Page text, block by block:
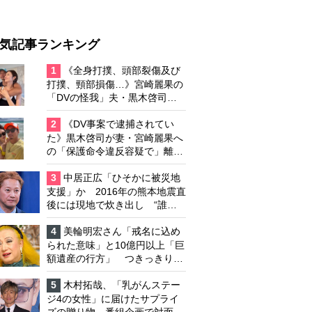
記事ランキング
1
《全身打撲、頭部裂傷及び
打撲、頸部損傷…》宮崎麗果の
「DVの怪我」夫・黒木啓司の
逮捕で始まる「夫婦の闘争」
2
《DV事案で逮捕されてい
た》黒木啓司が妻・宮崎麗果へ
の「保護命令違反容疑で」離婚
協議は「第二ステージ」へ
3
中居正広「ひそかに被災地
支援」か 2016年の熊本地震直
後には現地で炊き出し “誰に
も知られなくて良い”と、むし
ろ強まる福祉活動への思い
4
美輪明宏さん「戒名に込め
られた意味」と10億円以上「巨
額遺産の行方」 つきっきりで
私生活をサポートしていた元俳
優が相続か
5
木村拓哉、「乳がんステー
ジ4の女性」に届けたサプライ